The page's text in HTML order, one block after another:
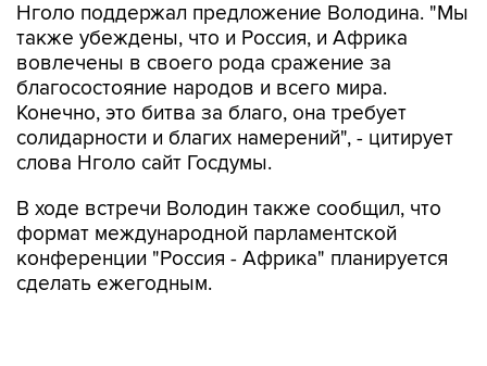
Нголо поддержал предложение Володина. "Мы
также убеждены, что и Россия, и Африка
вовлечены в своего рода сражение за
благосостояние народов и всего мира.
Конечно, это битва за благо, она требует
солидарности и благих намерений", - цитирует
слова Нголо сайт Госдумы.
В ходе встречи Володин также сообщил, что
формат международной парламентской
конференции "Россия - Африка" планируется
сделать ежегодным.